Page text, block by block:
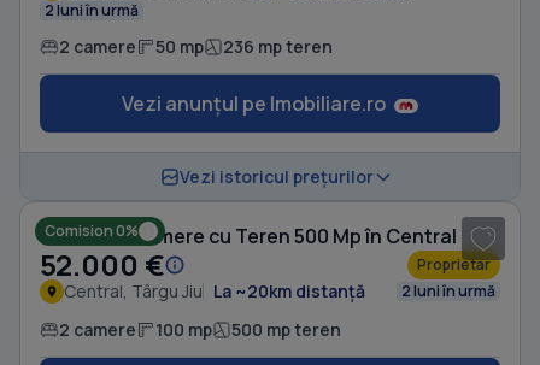
2 luni în urmă
2 camere 50 mp 236 mp teren
Vezi anunțul pe Imobiliare.ro
Vezi istoricul prețurilor
Comision 0%
Casă cu 2 camere cu Teren 500 Mp în Central
52.000 € Proprietar
Central, Târgu Jiu La ~20km distanță 2 luni în urmă
2 camere 100 mp 500 mp teren